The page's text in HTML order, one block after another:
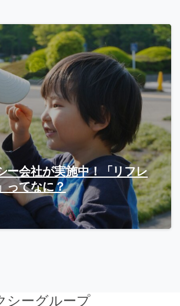
ー会社が実施中！「リフレ
ってなに？
シーグループ